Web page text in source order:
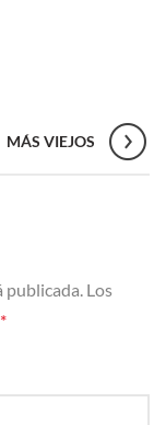
MÁS VIEJOS
publicada. Los
*